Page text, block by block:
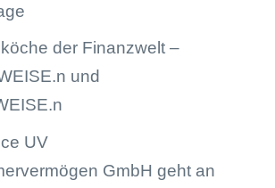
der Finanzwelt –
und
UV
GmbH geht an